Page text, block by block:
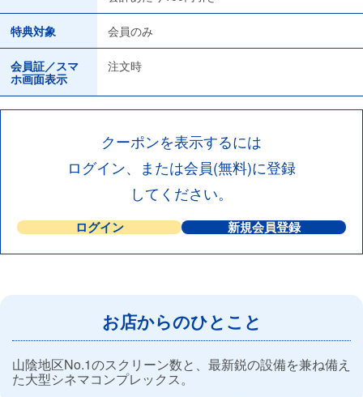
特典対象 会員のみ
会員証／スマ
ホ画面表示
注文時
クーポンを表示するには
ログイン、または会員(無料)に登録
してください。
ログイン 新規会員登録
お店からのひとこと
山陰地区No.1のスクリーン数と、最新鋭の設備を兼ね備え
た大型シネマコンプレックス。